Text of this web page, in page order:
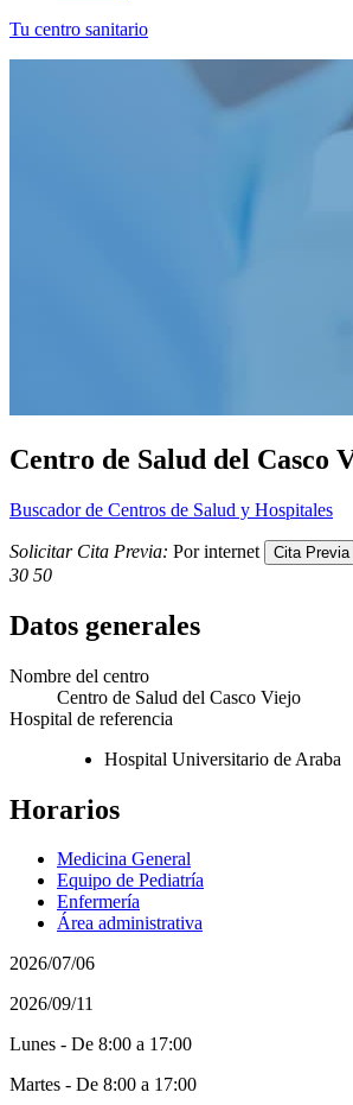
Tu centro sanitario
Centro de Salud del Casco
Buscador de Centros de Salud y Hospitales
Solicitar Cita Previa: Por internet
30 50
Datos generales
Nombre del centro
Centro de Salud del Casco Viejo
Hospital de referencia
Hospital Universitario de Araba
Horarios
Medicina General
Equipo de Pediatría
Enfermería
Área administrativa
2026/07/06
2026/09/11
Lunes - De 8:00 a 17:00
Martes - De 8:00 a 17:00